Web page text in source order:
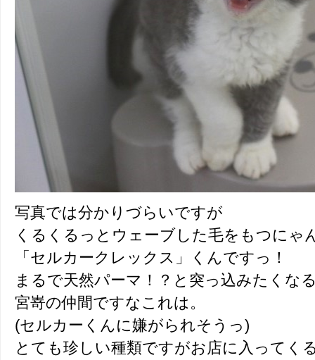
写真では分かりづらいですが
くるくるっとウェーブした毛をもつにゃ
「セルカークレックス」くんですっ！
まるで天然パーマ！？と突っ込みたくな
宮嵜の仲間ですなこれは。
(セルカーくんに嫌がられそうっ)
とても珍しい種類ですがお店に入ってく